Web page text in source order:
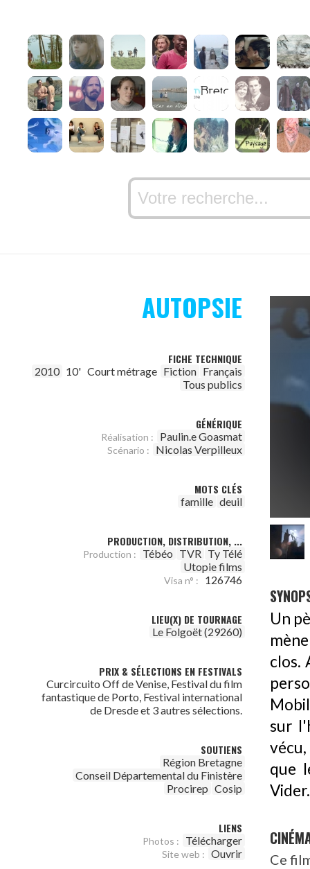
AUTOPSIE
FICHE TECHNIQUE
2010 10' Court métrage Fiction Français
Tous publics
GÉNÉRIQUE
Réalisation : Paulin.e Goasmat
Scénario : Nicolas Verpilleux
MOTS CLÉS
famille deuil
PRODUCTION, DISTRIBUTION, ...
Production : Tébéo TVR Ty Télé
Utopie films
Visa n° : 126746
LIEU(X) DE TOURNAGE
Le Folgoët (29260)
PRIX & SÉLECTIONS EN FESTIVALS
Curcircuito Off de Venise, Festival du film
fantastique de Porto, Festival international
de Dresde et 3 autres sélections.
SOUTIENS
Région Bretagne
Conseil Départemental du Finistère
Procirep Cosip
LIENS
Photos : Télécharger
Site web : Ouvrir
Un
clos.
sur
que
Vider.
Ce